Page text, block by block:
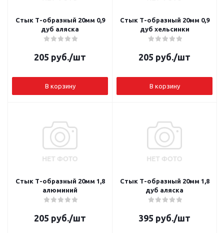
Стык Т-образный 20мм 0,9
дуб аляска
205 руб./шт
В корзину
Стык Т-образный 20мм 0,9
дуб хельсинки
205 руб./шт
В корзину
Стык Т-образный 20мм 1,8
алюминий
205 руб./шт
Стык Т-образный 20мм 1,8
дуб аляска
395 руб./шт